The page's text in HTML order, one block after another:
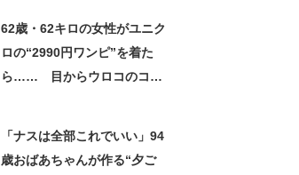
62歳・62キロの女性がユニク
ロの“2990円ワンピ”を着た
ら…… 目からウロコのコー
「ナスは全部これでいい」94
歳おばあちゃんが作る“夕ご